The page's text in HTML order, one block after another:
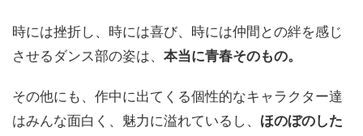
時には挫折し、時には喜び、時には仲間との絆を感じ
させるダンス部の姿は、 本当に青春そのもの。
その他にも、作中に出てくる個性的なキャラクター達
はみんな面白く、魅力に溢れているし、 ほのぼのした